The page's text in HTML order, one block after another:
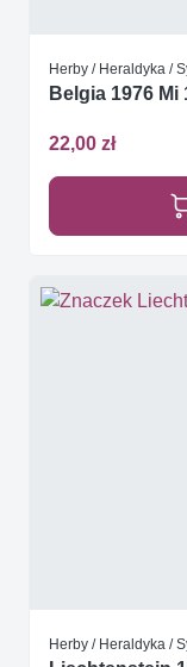
Herby / Heraldyka /
Belgia 1976 Mi
22,00 zł
Herby / Heraldyka /